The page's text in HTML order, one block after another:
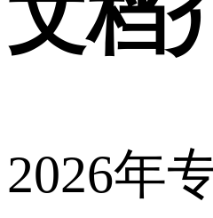
文档
2026年